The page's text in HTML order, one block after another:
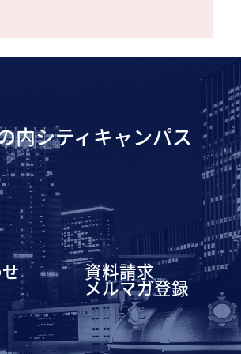
内シティキャンパス
資料請求
メルマガ登録